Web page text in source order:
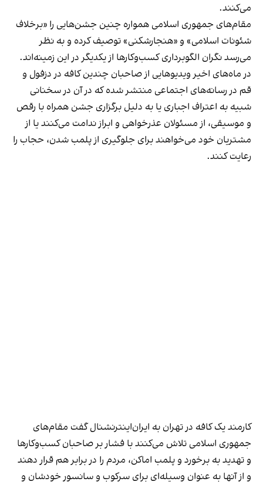
می‌کنند.
مقام‌های جمهوری اسلامی همواره چنین جشن‌هایی را «برخلاف
شئونات اسلامی» و «هنجارشکنی» توصیف کرده و به نظر
می‌رسد نگران الگوبرداری کسب‌وکارها از یکدیگر در این زمینه‌اند.
در ماه‌های اخیر ویدیوهایی از صاحبان چندین کافه در دزفول و
قم در رسانه‌های اجتماعی منتشر شده که در آن در سخنانی
شبیه به اعتراف اجباری یا به دلیل برگزاری جشن همراه با رقص
و موسیقی، از مسئولان عذرخواهی و ابراز ندامت می‌کنند یا از
مشتریان خود می‌خواهند برای جلوگیری از پلمب شدن، حجاب را
رعایت کنند.
کارمند یک کافه در تهران به ایران‌اینترنشنال گفت مقام‌های
جمهوری اسلامی تلاش می‌کنند با فشار بر صاحبان کسب‌وکارها
و تهدید به برخورد و پلمب اماکن، مردم را در برابر هم قرار دهند
و از آنها به عنوان وسیله‌ای برای سرکوب و سانسور خودشان و